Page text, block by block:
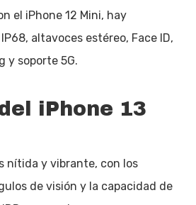
el iPhone 12 Mini, hay
altavoces estéreo, Face ID,
y soporte 5G.
iPhone 13
nítida y vibrante, con los
de visión y la capacidad de